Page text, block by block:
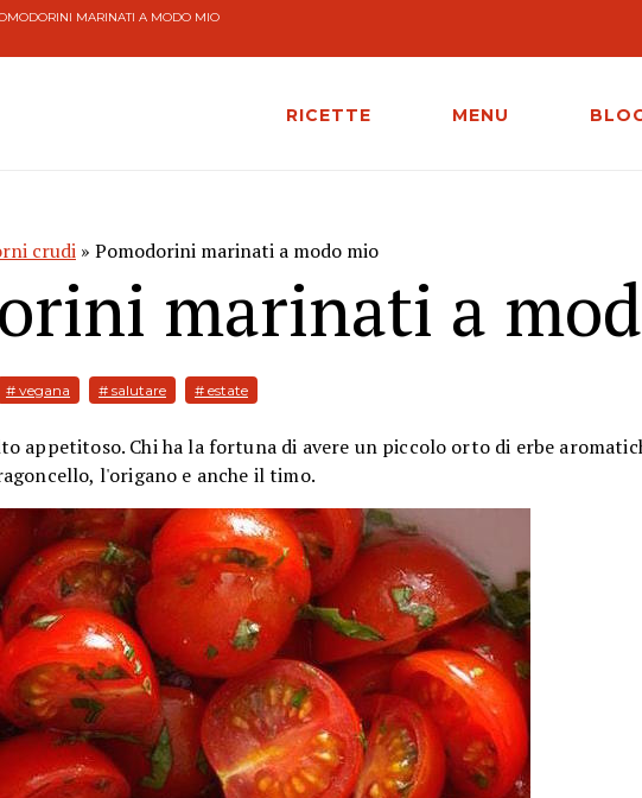
MARINATI A MODO MIO
RICETTE MENU
crudi » Pomodorini marinati a modo mio
marinati a
# vegana # salutare # estate
appetitoso. Chi ha la fortuna di avere un piccolo orto di erbe
l'origano e anche il timo.